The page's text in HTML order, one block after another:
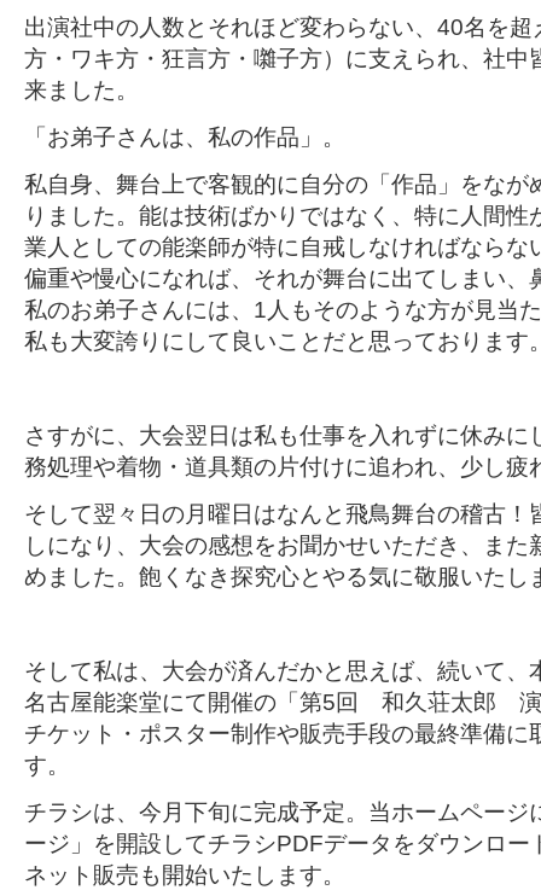
出演社中の人数とそれほど変わらない、40名を
方・ワキ方・狂言方・囃子方）に支えられ、社中
来ました。
「お弟子さんは、私の作品」。
私自身、舞台上で客観的に自分の「作品」をなが
りました。能は技術ばかりではなく、特に人間性
業人としての能楽師が特に自戒しなければならな
偏重や慢心になれば、それが舞台に出てしまい、
私のお弟子さんには、1人もそのような方が見当
私も大変誇りにして良いことだと思っております
さすがに、大会翌日は私も仕事を入れずに休みに
務処理や着物・道具類の片付けに追われ、少し疲
そして翌々日の月曜日はなんと飛鳥舞台の稽古！
しになり、大会の感想をお聞かせいただき、また
めました。飽くなき探究心とやる気に敬服いたし
そして私は、大会が済んだかと思えば、続いて、
名古屋能楽堂にて開催の「第5回 和久荘太郎
チケット・ポスター制作や販売手段の最終準備に
す。
チラシは、今月下旬に完成予定。当ホームページ
ージ」を開設してチラシPDFデータをダウンロー
ネット販売も開始いたします。